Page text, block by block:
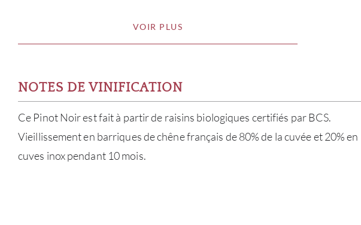
VOIR PLUS
NOTES DE VINIFICATION
Ce Pinot Noir est fait à partir de raisins biologiques certifiés par BCS.
Vieillissement en barriques de chêne français de 80% de la cuvée et 20% en
cuves inox pendant 10 mois.